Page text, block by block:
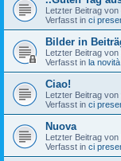
Letzter Beitrag von
Verfasst in ci
Bilder in
Letzter Beitrag von
Verfasst in la
Ciao!
Letzter Beitrag von
Verfasst in ci
Nuova
Letzter Beitrag von
Verfasst in ci